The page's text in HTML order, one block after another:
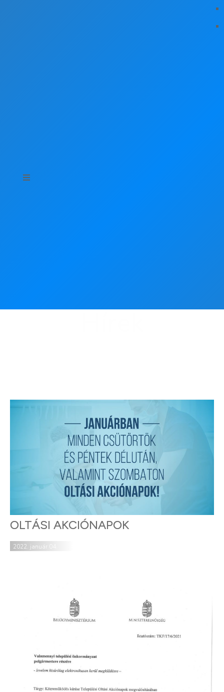
OLTÁSI AKCIÓNAPOK
2022. január 04.